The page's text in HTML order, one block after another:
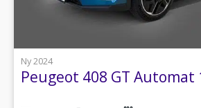
Ny 2024
Peugeot 408 GT Automat